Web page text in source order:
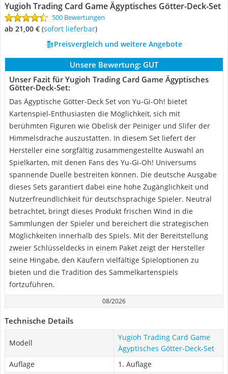
Yugioh Trading Card Game Ägyptisches Götter-Deck-Set
500 Bewertungen
ab 21,00 € ( Sofort lieferbar)
Preisvergleich und weitere Angebote
Unsere Bewertung: GUT
Unser Fazit für Yugioh Trading Card Game Ägyptisches
Götter-Deck-Set:
Das Ägyptische Götter-Deck Set von Yu-Gi-Oh! bietet
Kartenspiel-Enthusiasten die Möglichkeit, sich mit
berühmten Figuren wie Obelisk der Peiniger und Slifer der
Himmelsdrache auszustatten. In diesem Set liefert der
Hersteller eine sorgfältig zusammengestellte Auswahl an
Spielkarten, mit denen Fans des Yu-Gi-Oh! Universums
spannende Duelle bestreiten können. Die deutsche Ausgabe
dieses Sets garantiert dabei eine hohe Zugänglichkeit und
Nutzerfreundlichkeit für deutschsprachige Spieler. Neutral
betrachtet, bringt dieses Produkt frischen Wind in die
Sammlungen der Spieler und bereichert die strategischen
Möglichkeiten innerhalb des Spiels. Mit der Bereitstellung
zweier Schlüsseldecks in einem Paket zeigt der Hersteller
seine Hingabe, den Käufern vielfältige Spieloptionen zu
bieten und die Tradition des Sammelkartenspiels
fortzuführen.
08/2026
Technische Details
Modell
Yugioh Trading Card Game
Ägyptisches Götter-Deck-Set
Auflage
1. Auflage